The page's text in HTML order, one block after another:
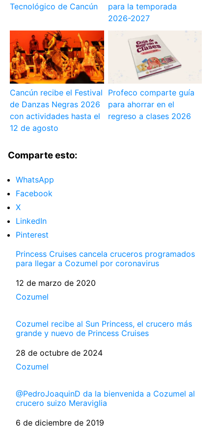
Tecnológico de Cancún
para la temporada
2026-2027
Cancún recibe el Festival
de Danzas Negras 2026
con actividades hasta el
12 de agosto
Profeco comparte guía
para ahorrar en el
regreso a clases 2026
Comparte esto:
WhatsApp
Facebook
X
LinkedIn
Pinterest
Princess Cruises cancela cruceros programados
para llegar a Cozumel por coronavirus
Fecha
12 de marzo de 2020
Respecto a
Cozumel
Cozumel recibe al Sun Princess, el crucero más
grande y nuevo de Princess Cruises
Fecha
28 de octubre de 2024
Respecto a
Cozumel
@PedroJoaquinD da la bienvenida a Cozumel al
crucero suizo Meraviglia
Fecha
6 de diciembre de 2019